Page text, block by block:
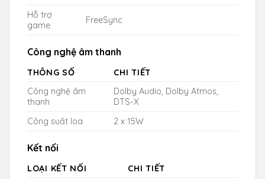
Hỗ trợ
game
FreeSync
Công nghệ âm thanh
THÔNG SỐ
CHI TIẾT
Công nghệ âm
thanh
Dolby Audio, Dolby Atmos,
DTS-X
Công suất loa
2 x 15W
Kết nối
LOẠI KẾT NỐI
CHI TIẾT